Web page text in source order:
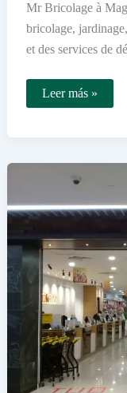
Mr Bricolage à
bricolage,
et des services de
Quels
services
en-
Vexin
Leer más »